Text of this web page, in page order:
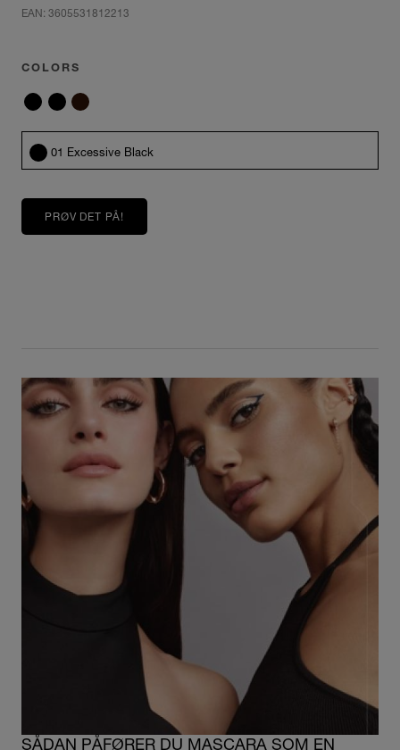
EAN: 3605531812213
COLORS
01 Excessive Black
PRØV DET PÅ!
SÅDAN PÅFØRER DU MASCARA SOM EN